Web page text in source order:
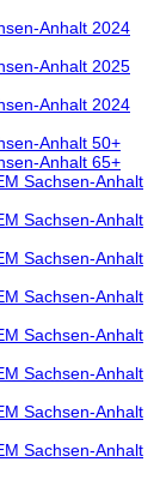
Anhalt 2024
Anhalt 2025
Anhalt 2024
Anhalt 50+
Anhalt 65+
Sachsen-Anhalt
Sachsen-Anhalt
Sachsen-Anhalt
Sachsen-Anhalt
Sachsen-Anhalt
Sachsen-Anhalt
Sachsen-Anhalt
Sachsen-Anhalt